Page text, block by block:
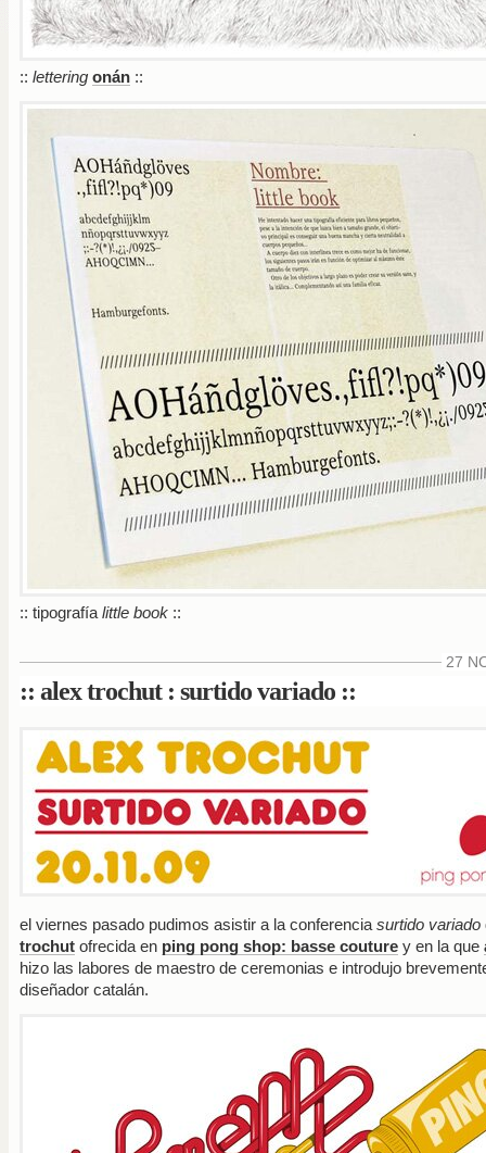
:: lettering onán::
:: tipografía little book::
27
:: alex trochut : surtido variado ::
el viernes pasado pudimos asistir a la conferencia surtido variado
trochutofrecida en ping pong shop: basse couturey en la que
hizo las labores de maestro de ceremonias e introdujo
diseñador catalán.